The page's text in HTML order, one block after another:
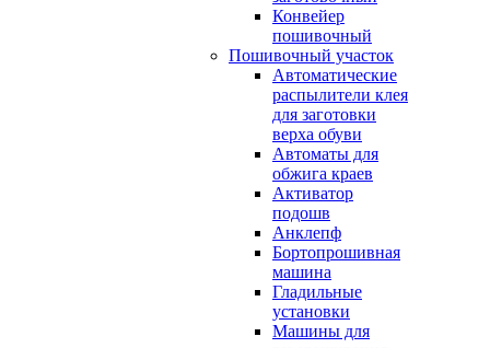
Конвейер
пошивочный
Пошивочный участок
Автоматические
распылители клея
для заготовки
верха обуви
Автоматы для
обжига краев
Активатор
подошв
Анклепф
Бортопрошивная
машина
Гладильные
установки
Машины для